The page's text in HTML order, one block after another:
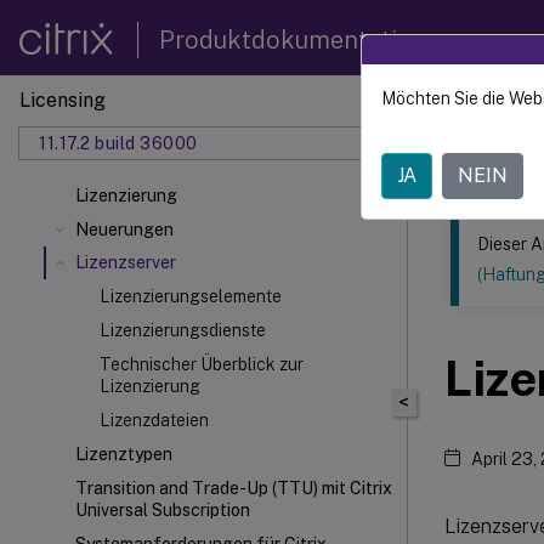
Produktdokumentation
Licensing
11.17.2 build 36000
Lizenzierung
Neuerungen
Lizenzserver
Lizenzierungselemente
Lizenzierungsdienste
Technischer Überblick zur
Lizenzierung
Lizenzdateien
Lizenztypen
Transition and Trade-Up (TTU) mit Citrix
Universal Subscription
Dieser Inhalt
<
Dieser
April 23,
Möchten Sie die
JA NEIN